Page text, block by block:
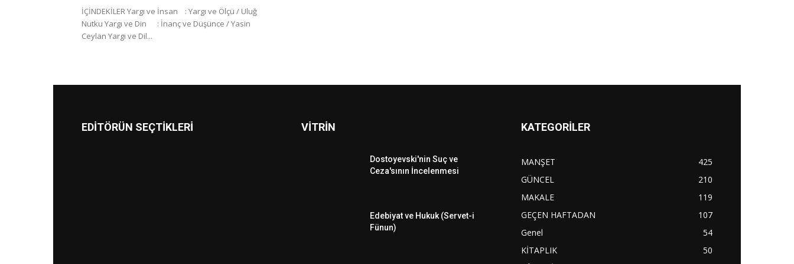
İÇİNDEKİLER Yargı ve İnsan : Yargı ve Ölçü / Uluğ
Nutku Yargı ve Din : İnanç ve Düşünce / Yasin
Ceylan Yargı ve Dil...
EDİTÖRÜN SEÇTİKLERİ VİTRİN
Dostoyevski'nin Suç ve
Ceza'sının İncelenmesi
Edebiyat ve Hukuk (Servet-i
Fünun)
KATEGORİLER
MANŞET
425
GÜNCEL
210
MAKALE
119
GEÇEN HAFTADAN
107
Genel
54
KİTAPLIK
50